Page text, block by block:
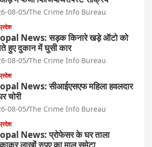
08-05 The Crime Info Bureau
News: सड़क किनारे खड़े ऑटो को
हुए दुकान में घुसी कार
08-05 The Crime Info Bureau
News: सीआईएसएफ महिला हवलदार
चोरी
08-05 The Crime Info Bureau
News: प्रोफेसर के घर ताला